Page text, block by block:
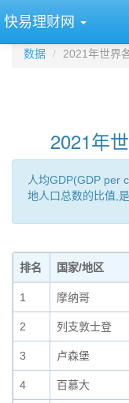
快易理财网
数据 2021年世界
2021年
人均GDP(GDP per
地人口总数的比值,
排名 国家/地区
1 摩纳哥
2 列支敦士登
3 卢森堡
4 百慕大